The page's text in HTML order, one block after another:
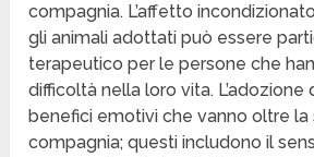
compagnia. L’affetto
gli animali adottati può essere
terapeutico per le persone che
difficoltà nella loro vita. L’adozione
benefici emotivi che vanno oltre la
compagnia; questi includono il